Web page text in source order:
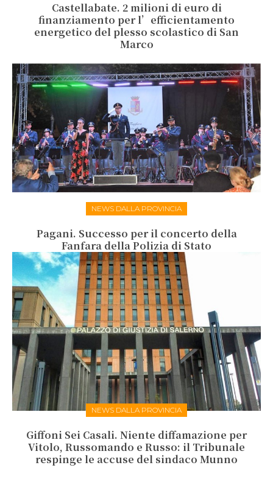
Castellabate. 2 milioni di euro di
finanziamento per l’efficientamento
energetico del plesso scolastico di San
Marco
NEWS DALLA PROVINCIA
Pagani. Successo per il concerto della
Fanfara della Polizia di Stato
NEWS DALLA PROVINCIA
Giffoni Sei Casali. Niente diffamazione per
Vitolo, Russomando e Russo: il Tribunale
respinge le accuse del sindaco Munno